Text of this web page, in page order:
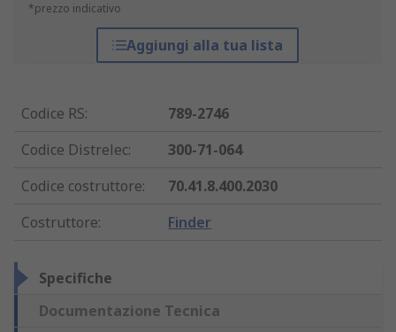
*prezzo indicativo
Aggiungi alla tua lista
Codice RS:
789-2746
Codice Distrelec:
300-71-064
Codice costruttore:
70.41.8.400.2030
Costruttore: Finder
Specifiche
Documentazione Tecnica